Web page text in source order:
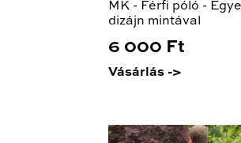
MK - Férfi póló -
dizájn mintával
6 000 Ft
Vásárlás ->